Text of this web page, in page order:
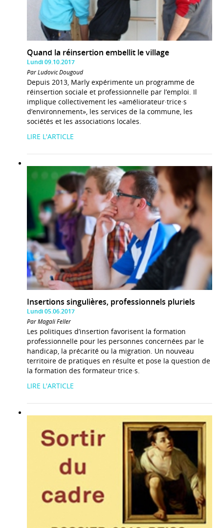
Quand la réinsertion embellit le village
Lundi 09.10.2017
Par Ludovic Dougoud
Depuis 2013, Marly expérimente un programme de
réinsertion sociale et professionnelle par l’emploi. Il
implique collectivement les «améliorateur·trice·s
d’environnement», les services de la commune, les
sociétés et les associations locales.
LIRE L'ARTICLE
Insertions singulières, professionnels pluriels
Lundi 05.06.2017
Par Magali Feller
Les politiques d’insertion favorisent la formation
professionnelle pour les personnes concernées par le
handicap, la précarité ou la migration. Un nouveau
territoire de pratiques en résulte et pose la question de
la formation des formateur·trice·s.
LIRE L'ARTICLE